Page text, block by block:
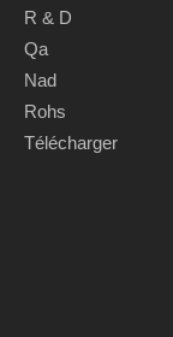
R & D
Qa
Nad
Rohs
Télécharger